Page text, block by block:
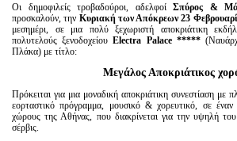
Οι δημοφιλείς τροβαδούροι, αδελφοίΣπύρος &
προσκαλούν, την Κυριακή των Απόκρεων 23
μεσημέρι, σε μια πολύ ξεχωριστή αποκριάτικη
πολυτελούς ξενοδοχείουElectra Palace*****
Πλάκα) με τίτλο:
Μεγάλος Αποκριάτικος
Πρόκειται για μια μοναδική αποκριάτικη συνεστίαση με
εορταστικό πρόγραμμα, μουσικό & χορευτικό, σε
χώρους της Αθήνας, που διακρίνεται για την υψηλή
σέρβις.